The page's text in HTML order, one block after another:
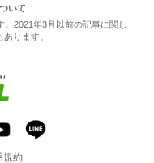
いて
2021年3月以前の記事に関し
ります。
規約